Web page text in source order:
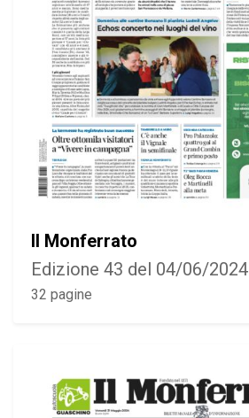
Il Monferrato
Edizione 43 del 04/06/2024
32 pagine